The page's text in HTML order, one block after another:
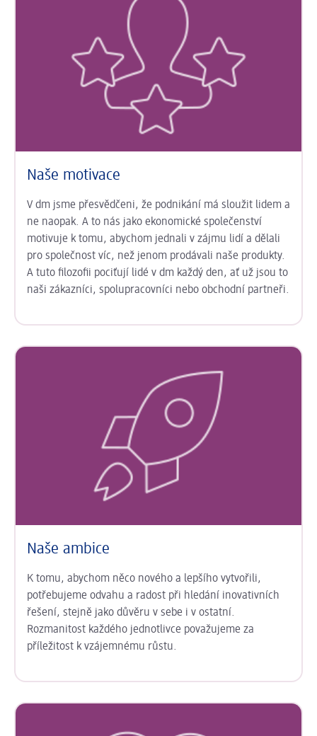
Naše motivace
V dm jsme přesvědčeni, že podnikání má sloužit lidem a
ne naopak. A to nás jako ekonomické společenství
motivuje k tomu, abychom jednali v zájmu lidí a dělali
pro společnost víc, než jenom prodávali naše produkty.
A tuto filozofii pociťují lidé v dm každý den, ať už jsou to
naši zákazníci, spolupracovníci nebo obchodní partneři.
Naše ambice
K tomu, abychom něco nového a lepšího vytvořili,
potřebujeme odvahu a radost při hledání inovativních
řešení, stejně jako důvěru v sebe i v ostatní.
Rozmanitost každého jednotlivce považujeme za
příležitost k vzájemnému růstu.